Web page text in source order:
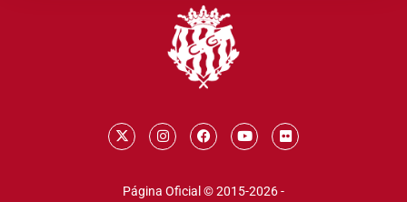
Página Oficial © 2015-2026 -